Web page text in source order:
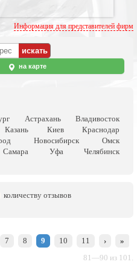
Информация для представителей фирм
на карте
Астрахань
Владивосток
Казань Киев
Краснодар
Новосибирск
Омск
Самара Уфа
Челябинск
количеству отзывов
7 8 9 10 11 ›
»
81—90 из 101.